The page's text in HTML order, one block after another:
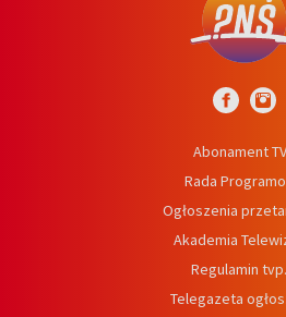
Abonament
Rada
Ogłoszenia
Akademia
Regulamin
Telegazeta